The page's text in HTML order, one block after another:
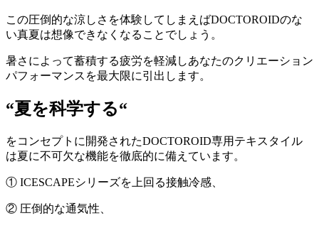
この圧倒的な涼しさを体験してしまえばDOCTOROIDのな
い真夏は想像できなくなることでしょう。
暑さによって蓄積する疲労を軽減しあなたのクリエーション
パフォーマンスを最大限に引出します。
“夏を科学する“
をコンセプトに開発されたDOCTOROID専用テキスタイル
は夏に不可欠な機能を徹底的に備えています。
① ICESCAPEシリーズを上回る接触冷感、
② 圧倒的な通気性、